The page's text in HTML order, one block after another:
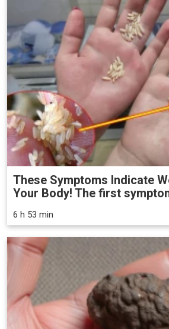
These Symptoms Indicate
Your Body! The first
6 h 53 min